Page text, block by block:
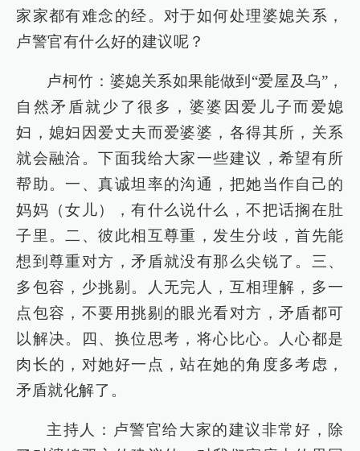
家家都有难念的经。对于如何处理婆媳关系，
卢警官有什么好的建议呢？
卢柯竹：婆媳关系如果能做到“爱屋及乌”，
自然矛盾就少了很多，婆婆因爱儿子而爱媳
妇，媳妇因爱丈夫而爱婆婆，各得其所，关系
就会融洽。下面我给大家一些建议，希望有所
帮助。一、真诚坦率的沟通，把她当作自己的
妈妈（女儿），有什么说什么，不把话搁在肚
子里。二、彼此相互尊重，发生分歧，首先能
想到尊重对方，矛盾就没有那么尖锐了。三、
多包容，少挑剔。人无完人，互相理解，多一
点包容，不要用挑剔的眼光看对方，矛盾都可
以解决。四、换位思考，将心比心。人心都是
肉长的，对她好一点，站在她的角度多考虑，
矛盾就化解了。
主持人：卢警官给大家的建议非常好，除